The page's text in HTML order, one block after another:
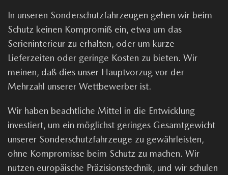
In unseren Sonderschutzfahrzeugen gehen wir beim
Schutz keinen Kompromiß ein, etwa um das
Serieninterieur zu erhalten, oder um kurze
Lieferzeiten oder geringe Kosten zu bieten. Wir
meinen, daß dies unser Hauptvorzug vor der
Mehrzahl unserer Wettbewerber ist.
Wir haben beachtliche Mittel in die Entwicklung
investiert, um ein möglichst geringes Gesamtgewicht
unserer Sonderschutzfahrzeuge zu gewährleisten,
ohne Kompromisse beim Schutz zu machen. Wir
nutzen europäische Präzisionstechnik, und wir schulen